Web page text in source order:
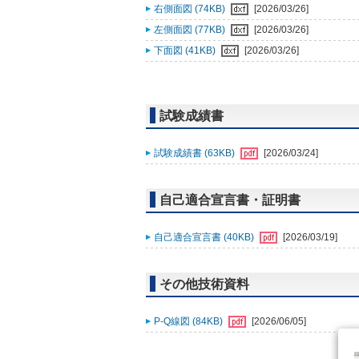
右側面図 (74KB)
[2026/03/26]
左側面図 (77KB)
[2026/03/26]
下面図 (41KB)
[2026/03/26]
試験成績書
試験成績書 (63KB) [2026/03/24]
自己適合宣言書・証明書
自己適合宣言書 (40KB) [2026/03/19]
その他技術資料
P-Q線図 (84KB) [2026/06/05]